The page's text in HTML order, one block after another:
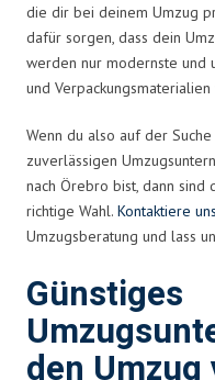
die dir bei deinem Umzug
dafür sorgen, dass dein
werden nur modernste und
und
Wenn du also auf der
zuverlässigen
nach Örebro bist, dann
richtige Wahl. Kontaktiere uns
Umzugsberatung und lass
Günstiges
den